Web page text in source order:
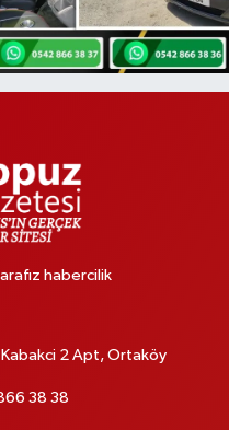
habercilik
2 Apt, Ortaköy
38 38